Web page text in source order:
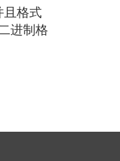
且格式
进制格